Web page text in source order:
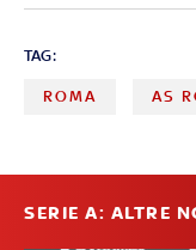
TAG:
ROMA AS
SERIE A: ALTRE